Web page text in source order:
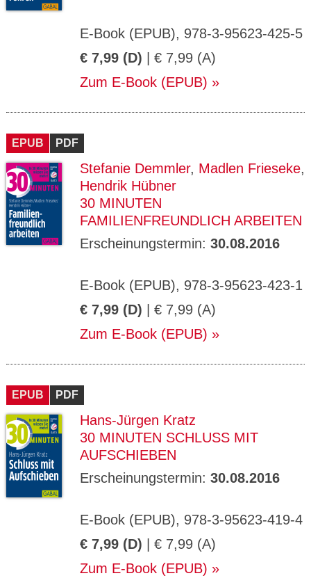
E-Book (EPUB), 978-3-95623-425-5
€ 7,99 (D) | € 7,99 (A)
Zum E-Book (EPUB)
EPUB PDF
Stefanie Demmler, Madlen Frieseke,
Hendrik Hübner
30 MINUTEN
FAMILIENFREUNDLICH ARBEITEN
Erscheinungstermin: 30.08.2016
E-Book (EPUB), 978-3-95623-423-1
€ 7,99 (D) | € 7,99 (A)
Zum E-Book (EPUB)
EPUB PDF
Hans-Jürgen Kratz
30 MINUTEN SCHLUSS MIT
AUFSCHIEBEN
Erscheinungstermin: 30.08.2016
E-Book (EPUB), 978-3-95623-419-4
€ 7,99 (D) | € 7,99 (A)
Zum E-Book (EPUB)